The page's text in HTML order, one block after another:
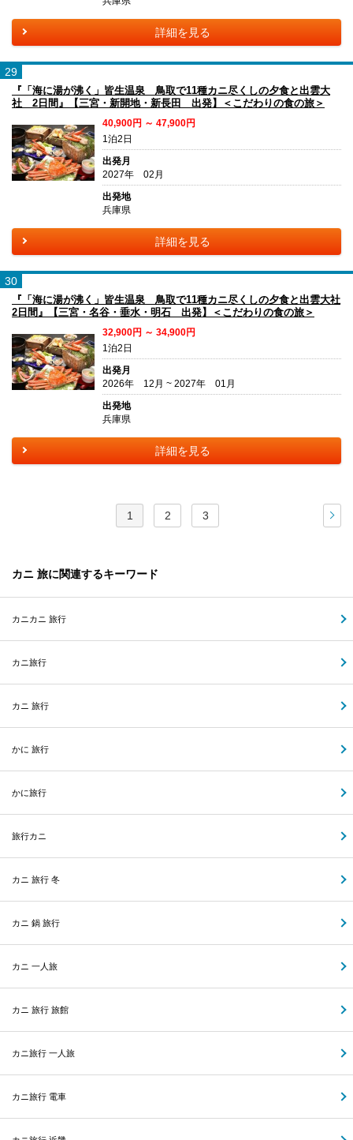
詳細を見る
29
『「海に湯が沸く」皆生温泉 鳥取で11種カニ尽くしの夕食と出雲大
社 2日間』【三宮・新開地・新長田 出発】＜こだわりの食の旅＞
40,900円 ～ 47,900円
1泊2日
出発月
2027年 02月
出発地
兵庫県
詳細を見る
30
『「海に湯が沸く」皆生温泉 鳥取で11種カニ尽くしの夕食と出雲大社
2日間』【三宮・名谷・垂水・明石 出発】＜こだわりの食の旅＞
32,900円 ～ 34,900円
1泊2日
出発月
2026年 12月 ~ 2027年 01月
出発地
兵庫県
詳細を見る
1 2 3
カニ 旅に関連するキーワード
カニカニ 旅行
カニ旅行
カニ 旅行
かに 旅行
かに旅行
旅行カニ
カニ 旅行 冬
カニ 鍋 旅行
カニ 一人旅
カニ 旅行 旅館
カニ旅行 一人旅
カニ旅行 電車